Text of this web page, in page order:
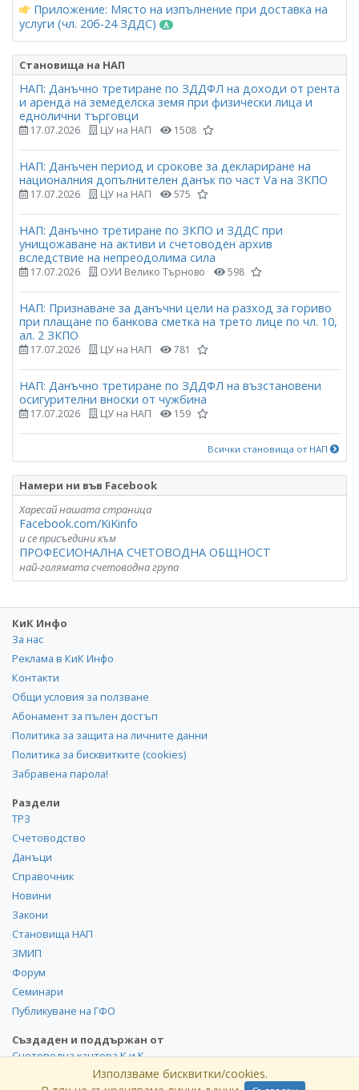
Приложение: Място на изпълнение при доставка на
услуги (чл. 20б-24 ЗДДС)
Становища на НАП
НАП: Данъчно третиране по ЗДДФЛ на доходи от рента
и аренда на земеделска земя при физически лица и
еднолични търговци
17.07.2026 ЦУ на НАП 1508
НАП: Данъчен период и срокове за деклариране на
националния допълнителен данък по част Vа на ЗКПО
17.07.2026 ЦУ на НАП 575
НАП: Данъчно третиране по ЗКПО и ЗДДС при
унищожаване на активи и счетоводен архив
вследствие на непреодолима сила
17.07.2026 ОУИ Велико Търново 598
НАП: Признаване за данъчни цели на разход за гориво
при плащане по банкова сметка на трето лице по чл. 10,
ал. 2 ЗКПО
17.07.2026 ЦУ на НАП 781
НАП: Данъчно третиране по ЗДДФЛ на възстановени
осигурителни вноски от чужбина
17.07.2026 ЦУ на НАП 159
Всички становища от НАП
Намери ни във Facebook
Харесай нашата страница
Facebook.com/KiKinfo
и се присъедини към
ПРОФЕСИОНАЛНА СЧЕТОВОДНА ОБЩНОСТ
най-голямата счетоводна група
КиК Инфо
За нас
Реклама в КиК Инфо
Контакти
Общи условия за ползване
Абонамент за пълен достъп
Политика за защита на личните данни
Политика за бисквитките (cookies)
Забравена парола!
Раздели
ТРЗ
Счетоводство
Данъци
Справочник
Новини
Закони
Становища НАП
ЗМИП
Форум
Семинари
Публикуване на ГФО
Създаден и поддържан от
Счетоводна кантора К и К
Използваме бисквитки/cookies.